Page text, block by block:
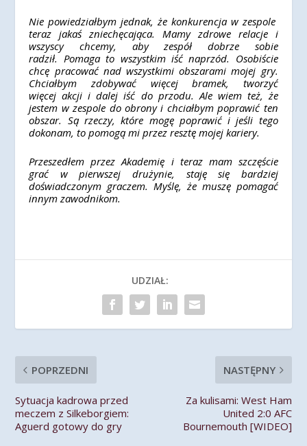
Nie powiedziałbym jednak, że konkurencja w zespole
teraz jakaś zniechęcająca. Mamy zdrowe relacje i
wszyscy chcemy, aby zespół dobrze sobie
radził. Pomaga to wszystkim iść naprzód. Osobiście
chcę pracować nad wszystkimi obszarami mojej gry.
Chciałbym zdobywać więcej bramek, tworzyć
więcej akcji i dalej iść do przodu. Ale wiem też, że
jestem w zespole do obrony i chciałbym poprawić ten
obszar. Są rzeczy, które mogę poprawić i jeśli tego
dokonam, to pomogą mi przez resztę mojej kariery.
Przeszedłem przez Akademię i teraz mam szczęście
grać w pierwszej drużynie, staję się bardziej
doświadczonym graczem. Myślę, że muszę pomagać
innym zawodnikom.
UDZIAŁ:
POPRZEDNI
Sytuacja kadrowa przed
meczem z Silkeborgiem:
Aguerd gotowy do gry
NASTĘPNY
Za kulisami: West Ham
United 2:0 AFC
Bournemouth [WIDEO]